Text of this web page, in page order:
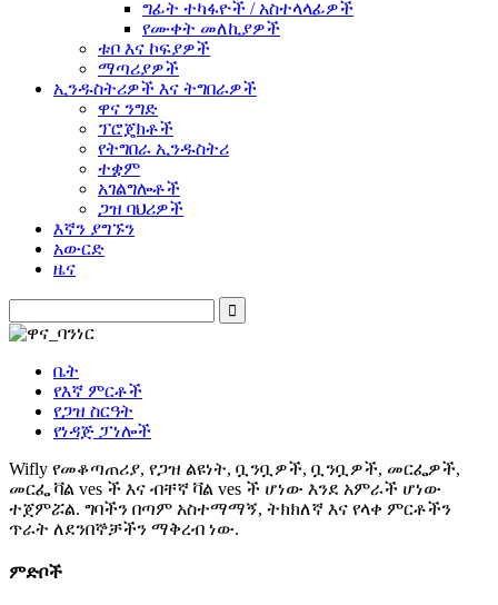
ግፊት ተካፋዮች / አስተላላፊዎች
የሙቀት መለኪያዎች
ቱቦ እና ኮፍያዎች
ማጣሪያዎች
ኢንዱስትሪዎች እና ትግበራዎች
ዋና ንግድ
ፕሮጄክቶች
የትግበራ ኢንዱስትሪ
ተቋም
አገልግሎቶች
ጋዝ ባህሪዎች
እኛን ያግኙን
አውርድ
ዜና
ቤት
የእኛ ምርቶች
የጋዝ ስርዓት
የነዳጅ ፓነሎች
Wifly የመቆጣጠሪያ, የጋዝ ልዩነት, ቧንቧዎች, ቧንቧዎች, መርፌዎች,
መርፌ ቫል ves ች እና ብቸኛ ቫል ves ች ሆነው እንደ አምራች ሆነው
ተጀምሯል. ግባችን በጣም አስተማማኝ, ትክክለኛ እና የላቀ ምርቶችን
ጥራት ለደንበኞቻችን ማቅረብ ነው.
ምድቦች